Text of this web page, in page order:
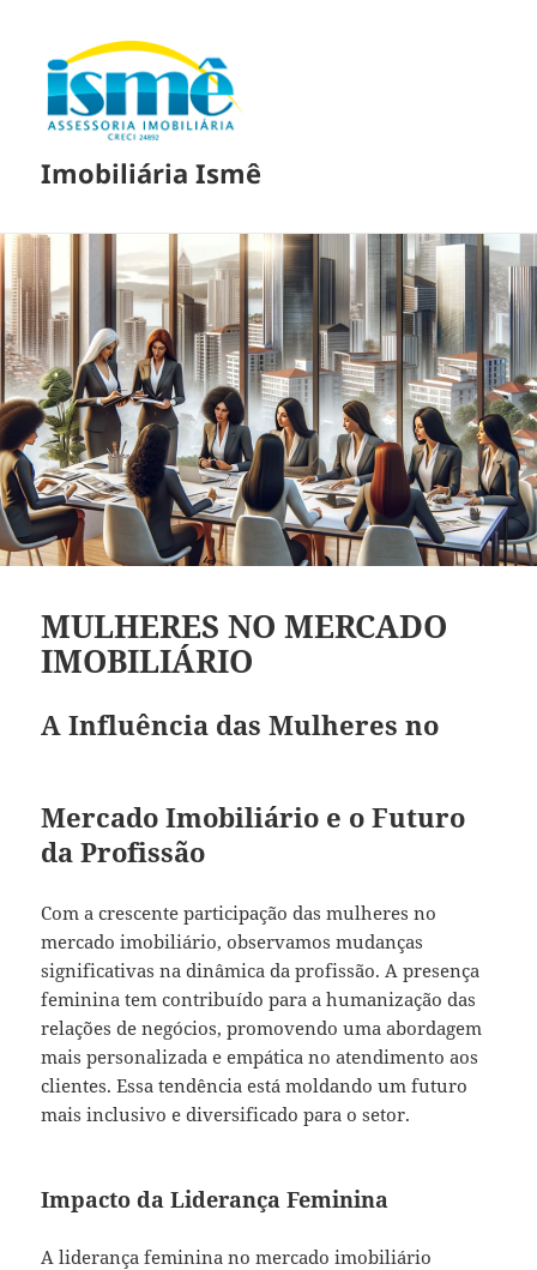
Imobiliária Ismê
MULHERES NO MERCADO
IMOBILIÁRIO
A Influência das Mulheres no
Mercado Imobiliário e o Futuro
da Profissão
Com a crescente participação das mulheres no
mercado imobiliário, observamos mudanças
significativas na dinâmica da profissão. A presença
feminina tem contribuído para a humanização das
relações de negócios, promovendo uma abordagem
mais personalizada e empática no atendimento aos
clientes. Essa tendência está moldando um futuro
mais inclusivo e diversificado para o setor.
Impacto da Liderança Feminina
A liderança feminina no mercado imobiliário